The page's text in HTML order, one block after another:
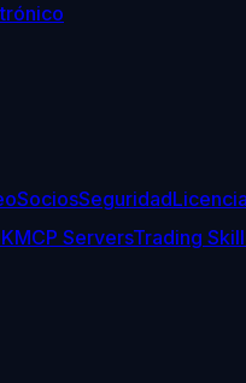
SociosSeguridad
MCP ServersTrading